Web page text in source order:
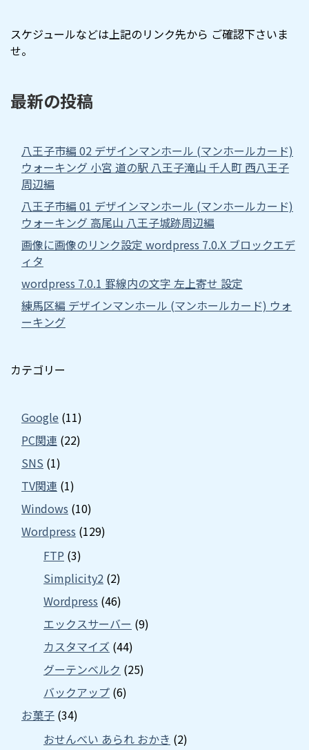
スケジュールなどは上記のリンク先から ご確認下さいま
せ。
最新の投稿
八王子市編 02 デザインマンホール (マンホールカード)
ウォーキング 小宮 道の駅 八王子滝山 千人町 西八王子
周辺編
八王子市編 01 デザインマンホール (マンホールカード)
ウォーキング 高尾山 八王子城跡周辺編
画像に画像のリンク設定 wordpress 7.0.X ブロックエデ
ィタ
wordpress 7.0.1 罫線内の文字 左上寄せ 設定
練馬区編 デザインマンホール (マンホールカード) ウォ
ーキング
カテゴリー
Google (11)
PC関連 (22)
SNS (1)
TV関連 (1)
Windows (10)
Wordpress (129)
FTP (3)
Simplicity2 (2)
Wordpress (46)
エックスサーバー (9)
カスタマイズ (44)
グーテンベルク (25)
バックアップ (6)
お菓子 (34)
おせんべい あられ おかき (2)